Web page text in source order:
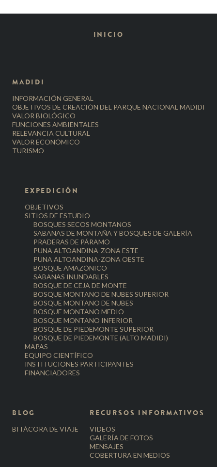
INICIO
MADIDI
INFORMACIÓN GENERAL
OBJETIVOS DE CREACIÓN DEL PARQUE NACIONAL MADIDI
VALOR BIOLÓGICO
FUNCIONES AMBIENTALES
RELEVANCIA CULTURAL
VALOR ECONÓMICO
TURISMO
EXPEDICIÓN
OBJETIVOS
SITIOS DE ESTUDIO
BOSQUES SECOS MONTANOS
SABANAS DE MONTAÑA Y BOSQUES DE GALERÍA
PRADERAS DE PÁRAMO
PUNA ALTOANDINA-ZONA ESTE
PUNA ALTOANDINA-ZONA OESTE
BOSQUE AMAZÓNICO
SABANAS INUNDABLES
BOSQUE DE CEJA DE MONTE
BOSQUE MONTANO DE NUBES SUPERIOR
BOSQUE MONTANO DE NUBES
BOSQUE MONTANO MEDIO
BOSQUE MONTANO INFERIOR
BOSQUE DE PIEDEMONTE SUPERIOR
BOSQUE DE PIEDEMONTE (ALTO MADIDI)
MAPAS
EQUIPO CIENTÍFICO
INSTITUCIONES PARTICIPANTES
FINANCIADORES
BLOG
BITÁCORA DE VIAJE
RECURSOS INFORMATIVOS
VIDEOS
GALERÍA DE FOTOS
MENSAJES
COBERTURA EN MEDIOS